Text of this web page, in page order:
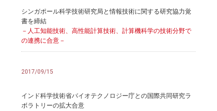
シンガポール科学技術研究局と情報技術に関する研究協力覚
書を締結
－人工知能技術、高性能計算技術、計算機科学の技術分野で
の連携に合意－
2017/09/15
インド科学技術省バイオテクノロジー庁との国際共同研究ラ
ボラトリーの拡大合意